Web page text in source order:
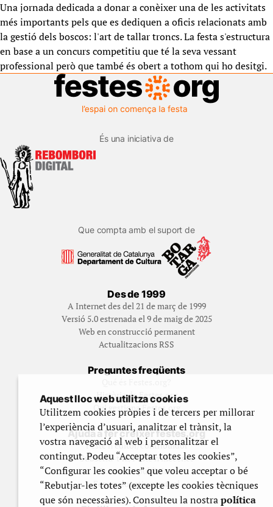
Una jornada dedicada a donar a conèixer una de les activitats
més importants pels que es dediquen a oficis relacionats amb
la gestió dels boscos: l'art de tallar troncs. La festa s'estructura
en base a un concurs competitiu que té la seva vessant
professional però que també és obert a tothom qui ho desitgi.
És una iniciativa de
Que compta amb el suport de
Des de 1999
A Internet des del 21 de març de 1999
Versió 5.0 estrenada el 9 de maig de 2025
Web en construcció permanent
Actualitzacions RSS
Preguntes freqüents
Història de Festes.org
Qui gestiona Festes.org
Ajuda a fer créixer festes.org
Feste’n editor/contribuidor
Subscriu-t’hi/Feste’n mecenes
Contracta publicitat
Fes un donatiu puntual
Aquest lloc web utilitza cookies
Utilitzem cookies pròpies i de tercers per millorar
l’experiència d’usuari, analitzar el trànsit, la
vostra navegació al web i personalitzar el
contingut. Podeu “Acceptar totes les cookies”,
“Configurar les cookies” que voleu acceptar o bé
“Rebutjar-les totes” (excepte les cookies tècniques
que són necessàries). Consulteu la nostrapolítica